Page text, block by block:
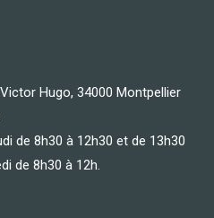
Hugo, 34000 Montpellier
de 8h30 à 12h30 et de 13h30
de 8h30 à 12h.